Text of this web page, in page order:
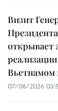
Визит
открывает
Вьетнамом
07/08/2026